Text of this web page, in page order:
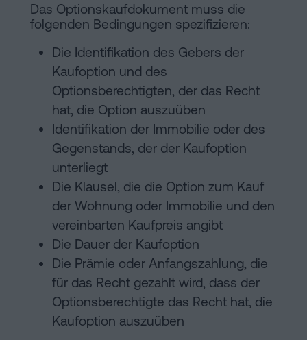
Das Optionskaufdokument muss die
folgenden Bedingungen spezifizieren:
Die Identifikation des Gebers der
Kaufoption und des
Optionsberechtigten, der das Recht
hat, die Option auszuüben
Identifikation der Immobilie oder des
Gegenstands, der der Kaufoption
unterliegt
Die Klausel, die die Option zum Kauf
der Wohnung oder Immobilie und den
vereinbarten Kaufpreis angibt
Die Dauer der Kaufoption
Die Prämie oder Anfangszahlung, die
für das Recht gezahlt wird, dass der
Optionsberechtigte das Recht hat, die
Kaufoption auszuüben